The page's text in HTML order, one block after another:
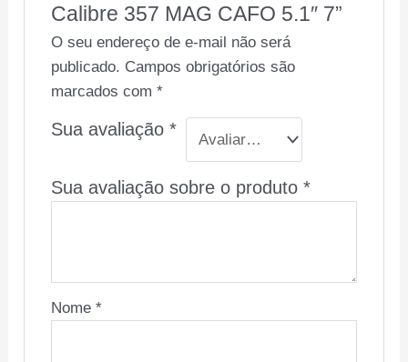
Calibre 357 MAG CAFO 5.1″ 7”
O seu endereço de e-mail não será
publicado. Campos obrigatórios são
marcados com *
Sua avaliação *
Sua avaliação sobre o produto *
Nome *